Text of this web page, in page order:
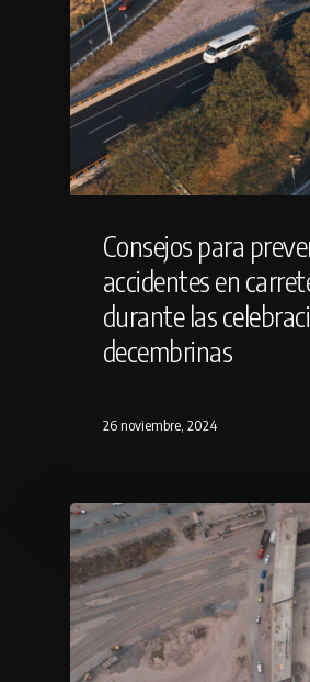
Consejos para
accidentes en
durante las
decembrinas
26 noviembre, 2024